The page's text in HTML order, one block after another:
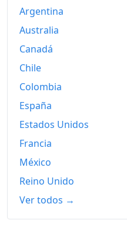
Argentina
Australia
Canadá
Chile
Colombia
España
Estados Unidos
Francia
México
Reino Unido
Ver todos →